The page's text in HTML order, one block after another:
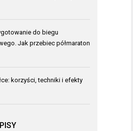
do biegu
Jak przebiec półmaraton
korzyści, techniki i efekty